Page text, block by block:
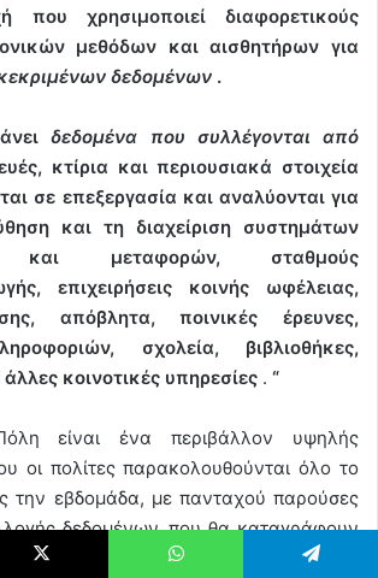
που χρησιμοποιεί διαφορετικούς
μεθόδων και αισθητήρων για
δεδομένων .
δεδομένα που συλλέγονται από
κτίρια και περιουσιακά στοιχεία
σε επεξεργασία και αναλύονται για
και τη διαχείριση συστημάτων
και μεταφορών, σταθμούς
επιχειρήσεις κοινής ωφέλειας,
απόβλητα, ποινικές έρευνες,
σχολεία, βιβλιοθήκες,
κοινοτικές υπηρεσίες . “
είναι ένα περιβάλλον υψηλής
οι πολίτες παρακολουθούνται όλο το
την εβδομάδα, με πανταχού παρούσες
δεδομένων, που θα καταγράφουν
ζωής τους. Κάθε συζήτηση, αγορά,